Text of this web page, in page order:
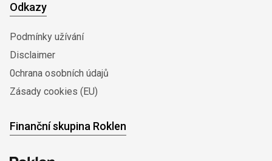
Odkazy
Podmínky užívání
Disclaimer
0chrana osobních údajů
Zásady cookies (EU)
Finanční skupina Roklen